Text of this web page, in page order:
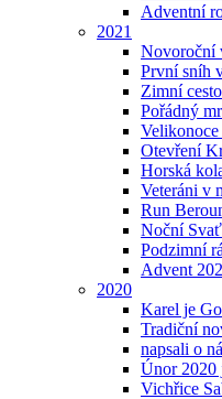
Adventní
2021
Novoroční
První sníh
Zimní
Pořádný
Otevření
Horská
Veteráni v
Run
Noční
Podzimní
Advent
2020
Karel je
Tradiční
napsali o
Únor 2020
Vichřice